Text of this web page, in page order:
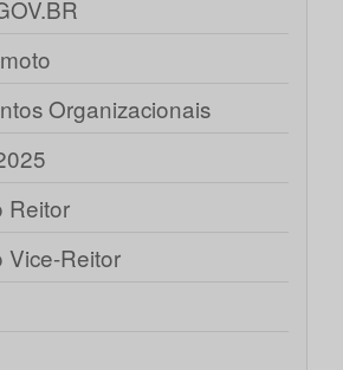
Organizacionais
Reitor
Vice-Reitor